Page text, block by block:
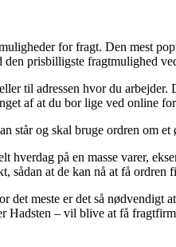
for fragt. Den mest
prisbilligste fragtmulighed
til adressen hvor du arbejder.
af at du bor lige ved online
står og skal bruge ordren om
hverdag på en masse varer,
sådan at de kan nå at få ordren
meste er det så nødvendigt
Hadsten – vil blive at få